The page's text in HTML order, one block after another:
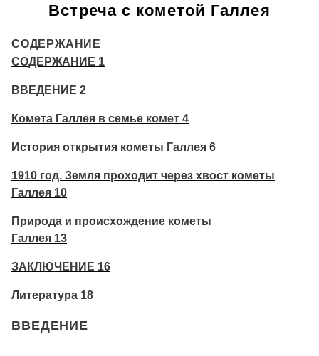
Встреча с кометой Галлея
СОДЕРЖАНИЕ
СОДЕРЖАНИЕ 1
ВВЕДЕНИЕ 2
Комета Галлея в семье комет 4
История открытия кометы Галлея 6
1910 год. Земля проходит через хвост кометы
Галлея 10
Природа и происхождение кометы
Галлея 13
ЗАКЛЮЧЕНИЕ 16
Литература 18
ВВЕДЕНИЕ